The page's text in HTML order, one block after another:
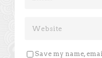
Save my name,